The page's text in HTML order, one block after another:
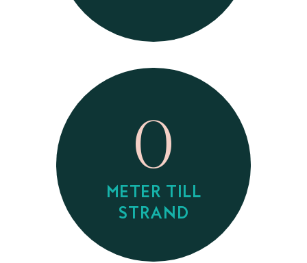
0
METER TILL
STRAND